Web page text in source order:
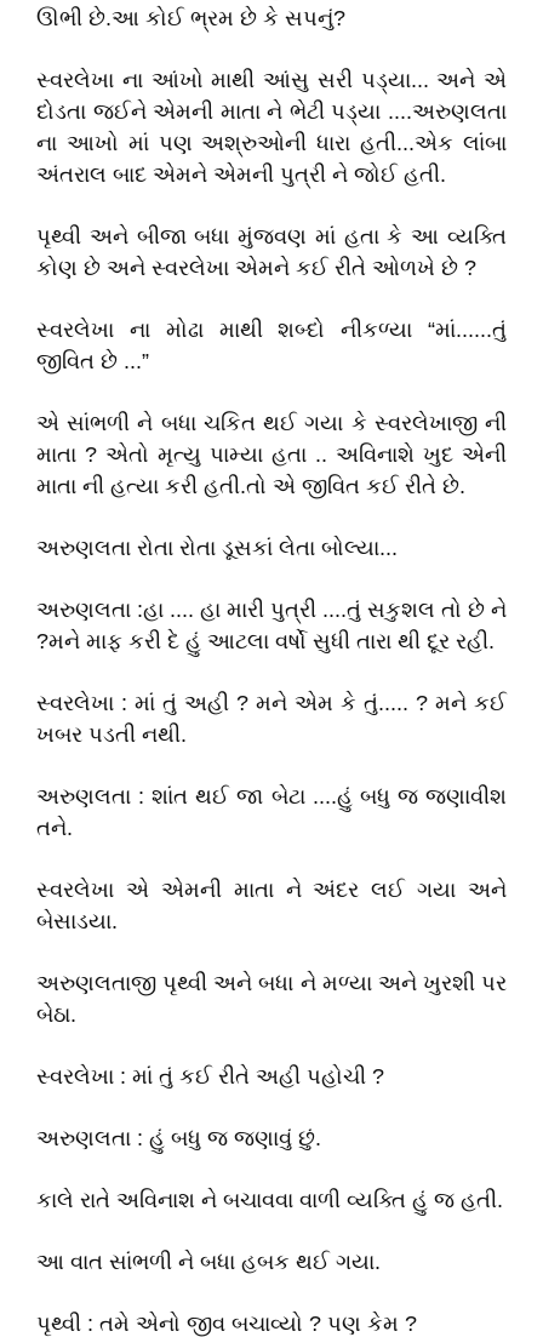
ઊભી છે.આ કોઈ ભ્રમ છે કે સપનું?
સ્વરલેખા ના આંખો માથી આંસુ સરી પડ્યા... અને એ
દોડતા જઈને એમની માતા ને ભેટી પડ્યા ....અરુણલતા
ના આખો માં પણ અશ્રુઓની ધારા હતી...એક લાંબા
અંતરાલ બાદ એમને એમની પુત્રી ને જોઈ હતી.
પૃથ્વી અને બીજા બધા મુંજવણ માં હતા કે આ વ્યક્તિ
કોણ છે અને સ્વરલેખા એમને કઈ રીતે ઓળખે છે ?
સ્વરલેખા ના મોઢા માથી શબ્દો નીકળ્યા “માં......તું
જીવિત છે ...”
એ સાંભળી ને બધા ચકિત થઈ ગયા કે સ્વરલેખાજી ની
માતા ? એતો મૃત્યુ પામ્યા હતા .. અવિનાશે ખુદ એની
માતા ની હત્યા કરી હતી.તો એ જીવિત કઈ રીતે છે.
અરુણલતા રોતા રોતા ડૂસકાં લેતા બોલ્યા...
અરુણલતા :હા .... હા મારી પુત્રી ....તું સકુશલ તો છે ને
?મને માફ કરી દે હું આટલા વર્ષો સુધી તારા થી દૂર રહી.
સ્વરલેખા : માં તું અહી ? મને એમ કે તું..... ? મને કઈ
ખબર પડતી નથી.
અરુણલતા : શાંત થઈ જા બેટા ....હું બધુ જ જણાવીશ
તને.
સ્વરલેખા એ એમની માતા ને અંદર લઈ ગયા અને
બેસાડયા.
અરુણલતાજી પૃથ્વી અને બધા ને મળ્યા અને ખુરશી પર
બેઠા.
સ્વરલેખા : માં તું કઈ રીતે અહી પહોચી ?
અરુણલતા : હું બધુ જ જણાવું છું.
કાલે રાતે અવિનાશ ને બચાવવા વાળી વ્યક્તિ હું જ હતી.
આ વાત સાંભળી ને બધા હબક થઈ ગયા.
પૃથ્વી : તમે એનો જીવ બચાવ્યો ? પણ કેમ ?